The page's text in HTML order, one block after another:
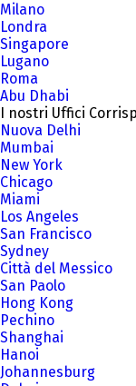
Milano
Londra
Singapore
Lugano
Roma
Abu Dhabi
I nostri Uffici
Nuova Delhi
Mumbai
New York
Chicago
Miami
Los Angeles
San Francisco
Sydney
Città del Messico
San Paolo
Hong Kong
Pechino
Shanghai
Hanoi
Johannesburg